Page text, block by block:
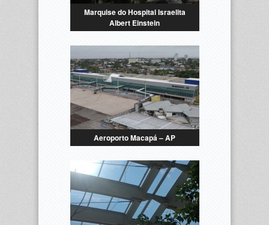
Marquise do Hospital Israelita
Albert Einstein
Aeroporto Macapá – AP